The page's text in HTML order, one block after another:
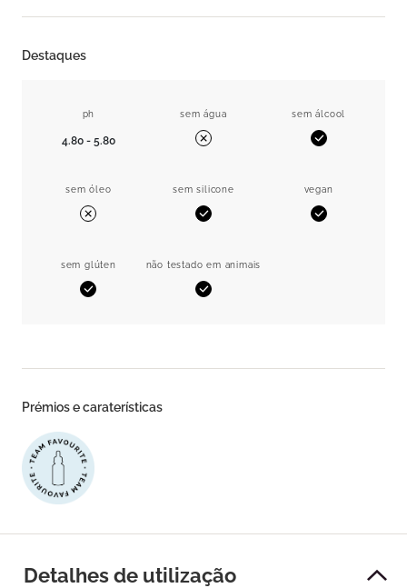
Destaques
ph
4.80 - 5.80
sem água
Não
sem álcool
Sim
sem óleo
Não
sem silicone
Sim
vegan
Sim
sem glúten
Sim
não testado em animais
Sim
Prémios e caraterísticas
Detalhes de utilização